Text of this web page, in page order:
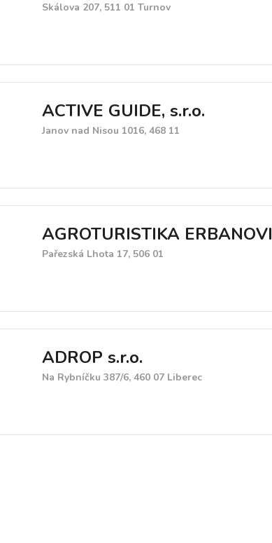
Skálova 207, 511 01 Turnov
ACTIVE GUIDE, s.r.o.
Janov nad Nisou 1016, 468 11
AGROTURISTIKA ERBANOVI
Pařezská Lhota 17, 506 01
ADROP s.r.o.
Na Rybníčku 387/6, 460 07 Liberec